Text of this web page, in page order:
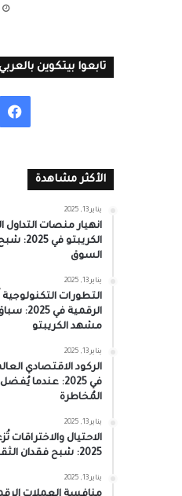
تابعوا بيتكوين
الأكثر مشاهدة
يناير 13, 2025
انهيار منصات التداول
السوق
يناير 13, 2025
التطورات
الرقمية
مشهد الكريبتو
يناير 13, 2025
الركود الاقتصادي
في 2025: عندما
المُخاطرة
يناير 13, 2025
الاحتيال والاختراقات
2025: شبح فقدان الثقة يُهدد الاستثمارات الرقمية
يناير 13, 2025